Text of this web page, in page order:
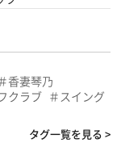
香妻琴乃
クラブ
スイング
タグ一覧を見る >